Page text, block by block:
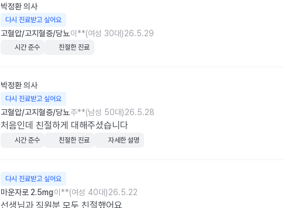
박정환의사
다시 진료받고 싶어요
고혈압/고지혈증/당뇨이**(여성 30대)26.5.29
시간 준수 친절한 진료
박정환의사
다시 진료받고 싶어요
고혈압/고지혈증/당뇨주**(남성 50대)26.5.28
처음인데 친절하게 대해주셨습니다
시간 준수 친절한 진료 자세한 설명
다시 진료받고 싶어요
마운자로 2.5mg이**(여성 40대)26.5.22
선생님과 직원분 모두 친절했어요